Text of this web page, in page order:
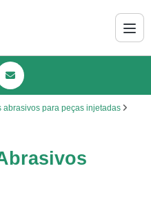
abrasivos para peças injetadas